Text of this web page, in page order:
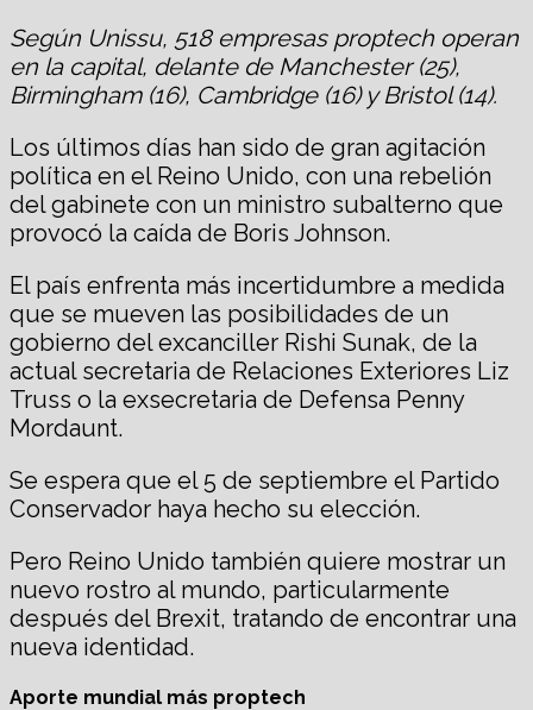
Según Unissu, 518 empresas proptech operan
en la capital, delante de Manchester (25),
Birmingham (16), Cambridge (16) y Bristol (14).
Los últimos días han sido de gran agitación
política en el Reino Unido, con una rebelión
del gabinete con un ministro subalterno que
provocó la caída de Boris Johnson.
El país enfrenta más incertidumbre a medida
que se mueven las posibilidades de un
gobierno del excanciller Rishi Sunak, de la
actual secretaria de Relaciones Exteriores Liz
Truss o la exsecretaria de Defensa Penny
Mordaunt.
Se espera que el 5 de septiembre el Partido
Conservador haya hecho su elección.
Pero Reino Unido también quiere mostrar un
nuevo rostro al mundo, particularmente
después del Brexit, tratando de encontrar una
nueva identidad.
Aporte mundial más proptech